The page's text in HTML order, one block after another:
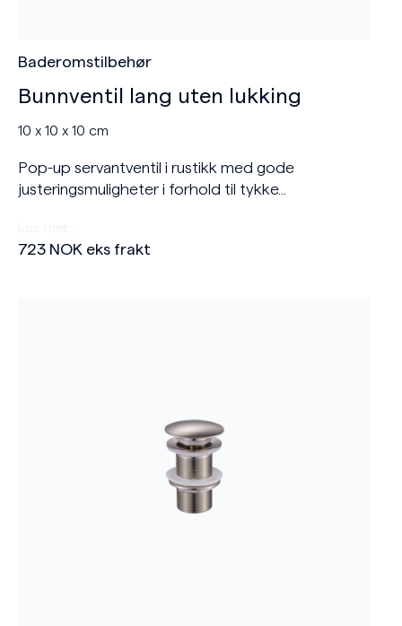
Baderomstilbehør
Bunnventil lang uten lukking
10 x 10 x 10 cm
Pop-up servantventil i rustikk med gode
justeringsmuligheter i forhold til tykke...
723 NOK eks frakt